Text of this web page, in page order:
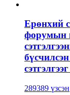
Ерөнхий
форумын
289389 үзсэн